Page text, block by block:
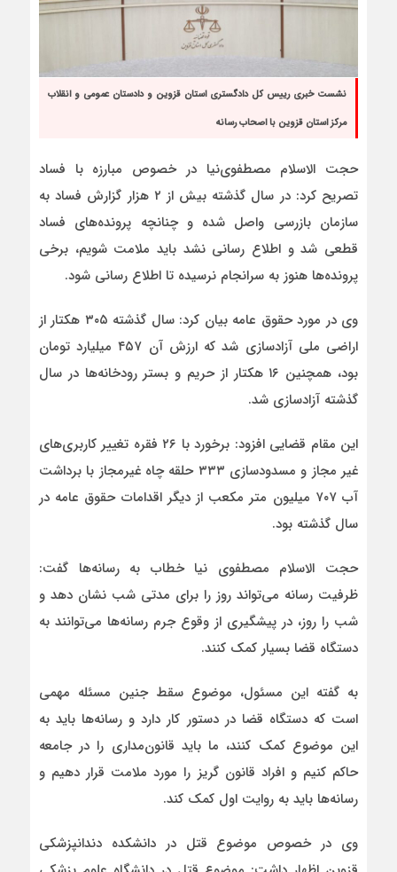
نشست خبری رییس کل دادگستری استان قزوین و دادستان عمومی و انقلاب
مرکز استان قزوین با اصحاب رسانه
حجت الاسلام مصطفوی‌نیا در خصوص مبارزه با فساد
تصریح کرد: در سال گذشته بیش از ۲ هزار گزارش فساد به
سازمان بازرسی واصل شده و چنانچه پرونده‌های فساد
قطعی شد و اطلاع رسانی نشد باید ملامت شویم، برخی
پرونده‌ها هنوز به سرانجام نرسیده تا اطلاع رسانی شود.
وی در مورد حقوق عامه بیان کرد: سال گذشته ۳۰۵ هکتار از
اراضی ملی آزادسازی شد که ارزش آن ۴۵۷ میلیارد تومان
بود، همچنین ۱۶ هکتار از حریم و بستر رودخانه‌ها در سال
گذشته آزادسازی شد.
این مقام قضایی افزود: برخورد با ۲۶ فقره تغییر کاربری‌های
غیر مجاز و مسدودسازی ۳۳۳ حلقه چاه غیرمجاز با برداشت
آب ۷۰۷ میلیون متر مکعب از دیگر اقدامات حقوق عامه در
سال گذشته بود.
حجت الاسلام مصطفوی نیا خطاب به رسانه‌ها گفت:
ظرفیت رسانه می‌تواند روز را برای مدتی شب نشان دهد و
شب را روز، در پیشگیری از وقوع جرم رسانه‌ها می‌توانند به
دستگاه قضا بسیار کمک کنند‌.
به گفته این مسئول، موضوع سقط جنین مسئله مهمی
است که دستگاه قضا در دستور کار دارد و رسانه‌ها باید به
این موضوع کمک کنند، ما باید قانون‌مداری را در جامعه
حاکم کنیم و افراد قانون گریز را مورد ملامت قرار دهیم و
رسانه‌ها باید به روایت اول کمک کند.
وی در خصوص موضوع قتل در دانشکده دندانپزشکی